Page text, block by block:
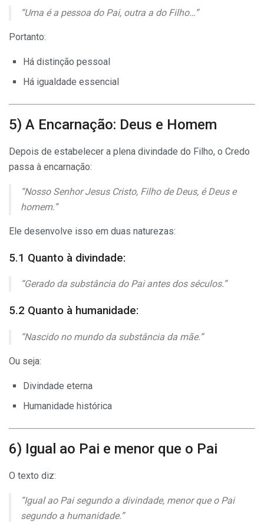
“Uma é a pessoa do Pai, outra a do Filho…”
Portanto:
Há distinção pessoal
Há igualdade essencial
5) A Encarnação: Deus e Homem
Depois de estabelecer a plena divindade do Filho, o Credo
passa à encarnação:
“Nosso Senhor Jesus Cristo, Filho de Deus, é Deus e
homem.”
Ele desenvolve isso em duas naturezas:
5.1 Quanto à divindade:
“Gerado da substância do Pai antes dos séculos.”
5.2 Quanto à humanidade:
“Nascido no mundo da substância da mãe.”
Ou seja:
Divindade eterna
Humanidade histórica
6) Igual ao Pai e menor que o Pai
O texto diz:
“Igual ao Pai segundo a divindade, menor que o Pai
segundo a humanidade.”